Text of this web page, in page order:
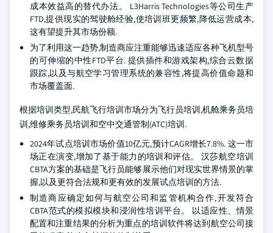
成本效益高的替代办法。 L3Harris Technologies等公司生产
FTD,提供现实的驾驶舱经验,使培训班更频繁,降低运营成本,
这有望提升其市场份额.
为了利用这一趋势,制造商应注重能够迅速适应各种飞机型号
的可伸缩的中性FTD平台. 提供插件和游戏架构,综合云数据
跟踪,以及与航空学习管理系统的兼容性,将提高价值命题和
市场覆盖面.
根据培训类型,民航飞行培训市场分为飞行员培训,机舱乘务员培
训,维修乘务员培训和空中交通管制(ATC)培训.
2024年试点培训市场价值10亿元,预计CAGR增长7.8%. 这一市
场正在演变,增加了基于能力的培训和评估。 汉莎航空培训
CBTA方案的基础是飞行员能够展示他们对现实世界情景的掌
握,以及更符合法规和更有效的发展试点培训的方法.
制造商应确定如何与航空公司和监管机构合作,开发符合
CBTA范式的模拟模块和浸润性培训平台。 以适应性、情景
配置和注重结果的分析为重点的培训软件将达到航空公司接